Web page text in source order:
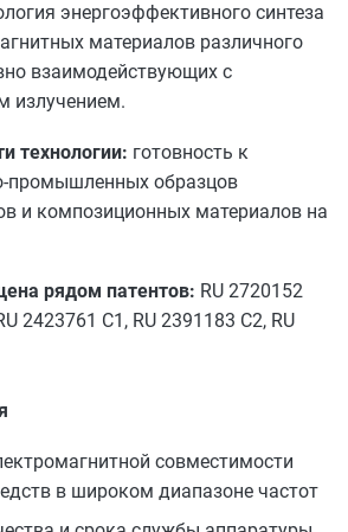
энергоэффективного синтеза
материалов различного
взаимодействующих с
излучением.
технологии: готовность к
промышленных образцов
и композиционных материалов на
рядом патентов: RU 2720152
2423761 C1, RU 2391183 C2, RU
совместимости
в широком диапазоне частот